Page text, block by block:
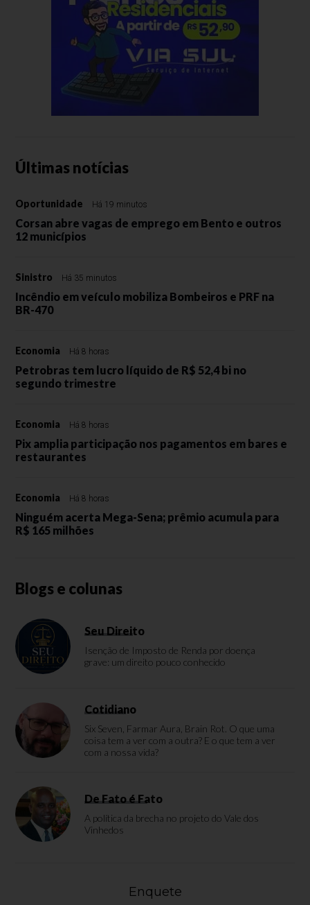
Últimas notícias
Oportunidade Há 19 minutos
Corsan abre vagas de emprego em Bento e outros
12 municípios
Sinistro Há 35 minutos
Incêndio em veículo mobiliza Bombeiros e PRF na
BR-470
Economia Há 8 horas
Petrobras tem lucro líquido de R$ 52,4 bi no
segundo trimestre
Economia Há 8 horas
Pix amplia participação nos pagamentos em bares e
restaurantes
Economia Há 8 horas
Ninguém acerta Mega-Sena; prêmio acumula para
R$ 165 milhões
Blogs e colunas
Seu Direito
Isenção de Imposto de Renda por doença
grave: um direito pouco conhecido
Cotidiano
Six Seven, Farmar Aura, Brain Rot. O que uma
coisa tem a ver com a outra? E o que tem a ver
com a nossa vida?
De Fato é Fato
A política da brecha no projeto do Vale dos
Vinhedos
Enquete